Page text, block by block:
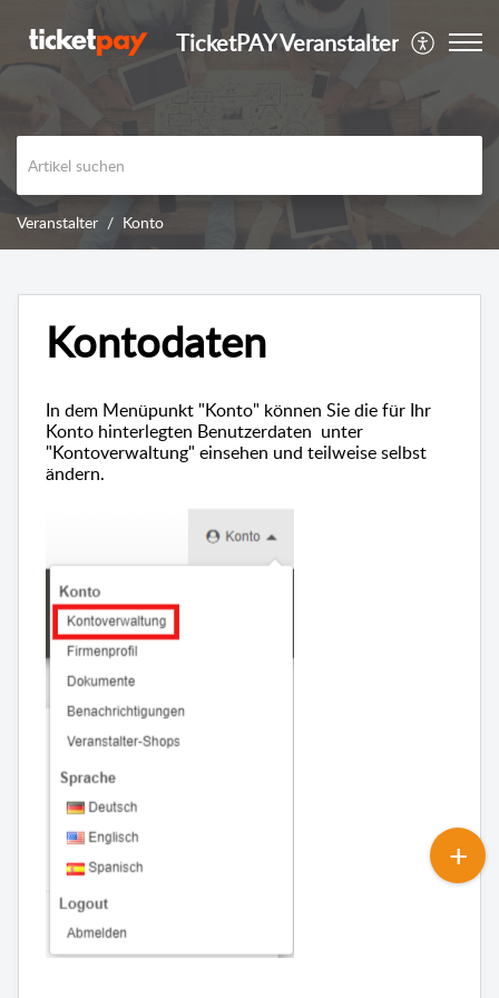
TicketPAY Veranstalter
Veranstalter Konto
Kontodaten
In dem Menüpunkt "Konto" können Sie die für Ihr
Konto hinterlegten Benutzerdaten unter
"Kontoverwaltung" einsehen und teilweise selbst
ändern.